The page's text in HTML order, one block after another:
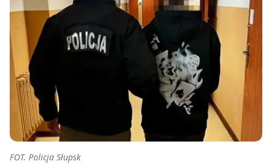
FOT. Policja Słupsk